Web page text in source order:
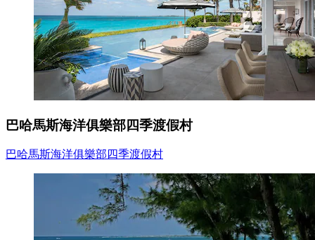
巴哈馬斯海洋俱樂部四季渡假村
巴哈馬斯海洋俱樂部四季渡假村